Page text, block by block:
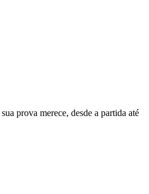
prova merece, desde a partida até